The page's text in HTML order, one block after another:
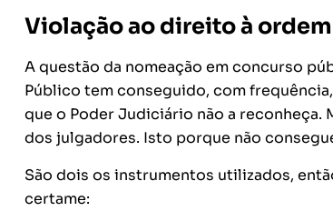
Violação ao direito à
A questão da nomeação em concurso
Público tem conseguido, com
que o Poder Judiciário não a reconheça.
dos julgadores. Isto porque não
São dois os instrumentos utilizados,
certame: